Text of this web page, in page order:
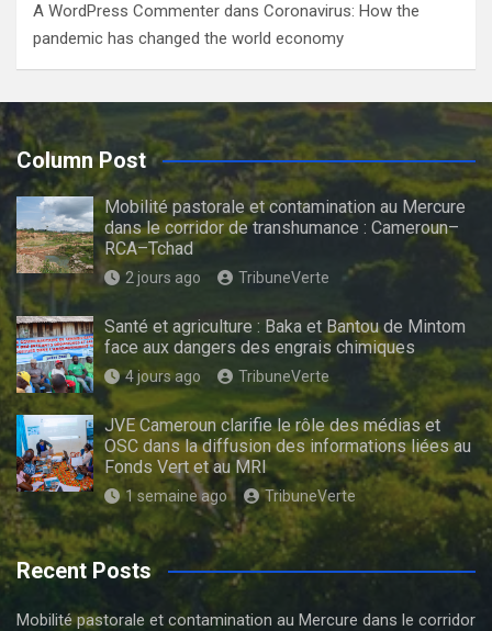
A WordPress Commenter dans Coronavirus: How the
pandemic has changed the world economy
Column Post
Mobilité pastorale et contamination au Mercure
dans le corridor de transhumance : Cameroun–
RCA–Tchad
2 jours ago TribuneVerte
Santé et agriculture : Baka et Bantou de Mintom
face aux dangers des engrais chimiques
4 jours ago TribuneVerte
JVE Cameroun clarifie le rôle des médias et
OSC dans la diffusion des informations liées au
Fonds Vert et au MRI
1 semaine ago TribuneVerte
Recent Posts
Mobilité pastorale et contamination au Mercure dans le corridor